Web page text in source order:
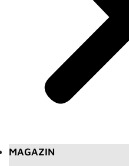
MAGAZIN